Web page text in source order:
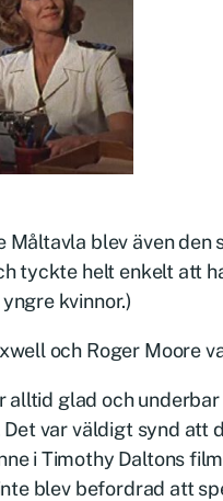
Måltavla blev även
tyckte helt enkelt att
kvinnor.)
och Roger Moore
alltid glad och
Det var väldigt synd att
i Timothy Daltons
blev befordrad att